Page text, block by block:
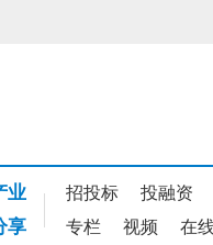
业 招投标 投融资
享 专栏 视频 在